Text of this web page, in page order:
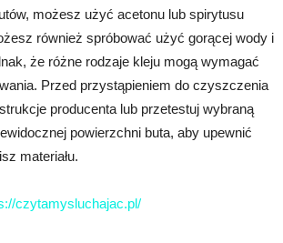
możesz użyć acetonu lub spirytusu
również spróbować użyć gorącej wody i
że różne rodzaje kleju mogą wymagać
Przed przystąpieniem do czyszczenia
producenta lub przetestuj wybraną
powierzchni buta, aby upewnić
materiału.
czytamysluchajac.pl/